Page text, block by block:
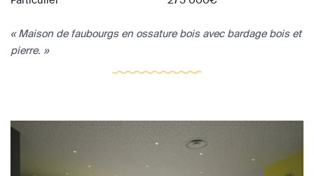
« Maison de faubourgs en ossature bois avec bardage bois et
pierre. »